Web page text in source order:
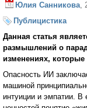
Юлия Санникова,
Публицистика
Данная статья
размышлений о
изменениях,
Опасность ИИ
машиной
интуиции и эмпатии. В